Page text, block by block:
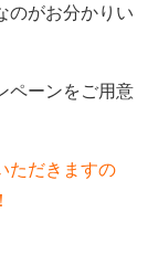
のがお分かりい
ペーンをご用意
ただきますの